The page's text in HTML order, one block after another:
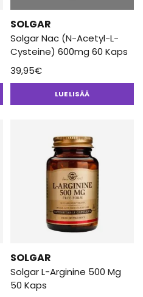
SOLGAR
Solgar Nac (N-Acetyl-L-
Cysteine) 600mg 60 Kaps
39,95€
LUE LISÄÄ
SOLGAR
Solgar L-Arginine 500 Mg
50 Kaps